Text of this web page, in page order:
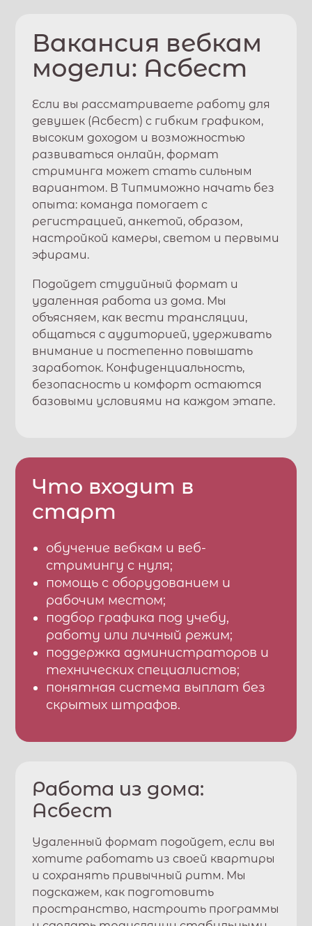
Вакансия вебкам
модели: Асбест
Если вы рассматриваете работу для
девушек (Асбест) с гибким графиком,
высоким доходом и возможностью
развиваться онлайн, формат
стриминга может стать сильным
вариантом. ВТипмиможно начать без
опыта: команда помогает с
регистрацией, анкетой, образом,
настройкой камеры, светом и первыми
эфирами.
Подойдет студийный формат и
удаленная работа из дома. Мы
объясняем, как вести трансляции,
общаться с аудиторией, удерживать
внимание и постепенно повышать
заработок. Конфиденциальность,
безопасность и комфорт остаются
базовыми условиями на каждом этапе.
Что входит в
старт
обучение вебкам и веб-
стримингу с нуля;
помощь с оборудованием и
рабочим местом;
подбор графика под учебу,
работу или личный режим;
поддержка администраторов и
технических специалистов;
понятная система выплат без
скрытых штрафов.
Работа из дома:
Асбест
Удаленный формат подойдет, если вы
хотите работать из своей квартиры
и сохранять привычный ритм. Мы
подскажем, как подготовить
пространство, настроить программы